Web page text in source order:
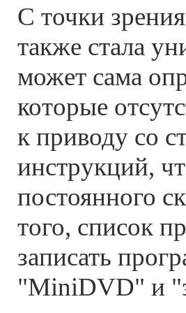
С точки
также стала
может сама
которые
к приводу со
инструкций,
постоянного
того, список
записать
"MiniDVD" и